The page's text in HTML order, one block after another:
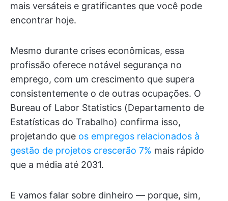
mais versáteis e gratificantes que você pode
encontrar hoje.
Mesmo durante crises econômicas, essa
profissão oferece notável segurança no
emprego, com um crescimento que supera
consistentemente o de outras ocupações. O
Bureau of Labor Statistics (Departamento de
Estatísticas do Trabalho) confirma isso,
projetando que os empregos relacionados à
gestão de projetos crescerão 7% mais rápido
que a média até 2031.
E vamos falar sobre dinheiro — porque, sim,